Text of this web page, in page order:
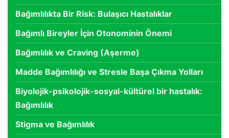
Bağımlılıkta Bir Risk: Bulaşıcı Hastalıklar
Bağımlı Bireyler İçin Otonominin Önemi
Bağımlılık ve Craving (Aşerme)
Madde Bağımlılığı ve Stresle Başa Çıkma Yolları
Biyolojik-psikolojik-sosyal-kültürel bir hastalık:
Bağımlılık
Stigma ve Bağımlılık